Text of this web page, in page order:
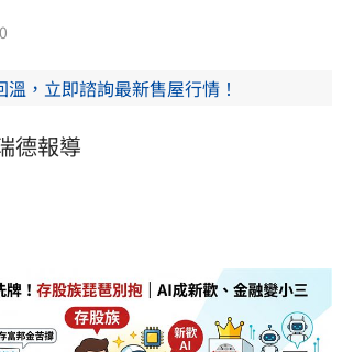
溫，立即諮詢最新售屋行情！
德報導